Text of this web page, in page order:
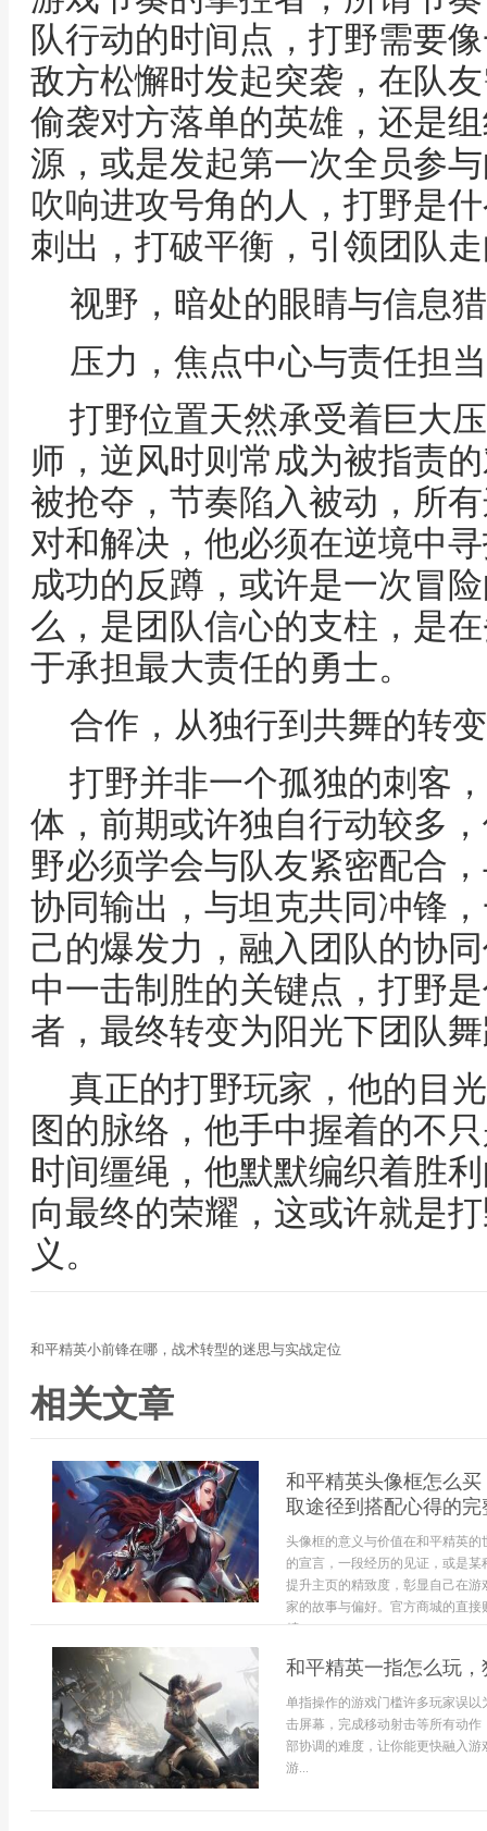
队行动的时间点，打野需要
敌方松懈时发起突袭，在队
偷袭对方落单的英雄，还是
源，或是发起第一次全员参
吹响进攻号角的人，打野是
刺出，打破平衡，引领团队
视野，暗处的眼睛与信息
压力，焦点中心与责任担当
打野位置天然承受着巨大
师，逆风时则常成为被指责
被抢夺，节奏陷入被动，所
对和解决，他必须在逆境中
成功的反蹲，或许是一次冒
么，是团队信心的支柱，是
于承担最大责任的勇士。
合作，从独行到共舞的转变
打野并非一个孤独的刺客
体，前期或许独自行动较多
野必须学会与队友紧密配合
协同输出，与坦克共同冲锋
己的爆发力，融入团队的协
中一击制胜的关键点，打野
者，最终转变为阳光下团队
真正的打野玩家，他的目
图的脉络，他手中握着的不
时间缰绳，他默默编织着胜
向最终的荣耀，这或许就是
义。
和平精英小前锋在哪，战术转型的迷思与实战定位
相关文章
和平精英头像框怎么
取途径到搭配心得的完
头像框的意义与价值在和平精英
的宣言，一段经历的见证，或是
提升主页的精致度，彰显自己在
家的故事与偏好。官方商城的直
精...
和平精英一指怎么玩
单指操作的游戏门槛许多玩家误
击屏幕，完成移动射击等所有动
部协调的难度，让你能更快融入
游...